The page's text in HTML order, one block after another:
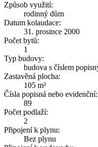
Způsob využití:
rodinný dům
Datum kolaudace:
31. prosince 2000
Počet bytů:
1
Typ budovy:
budova s číslem
Zastavěná plocha:
105 m²
Čísla popisná nebo evidenční:
89
Počet podlaží:
2
Připojení k plynu:
Bez plynu